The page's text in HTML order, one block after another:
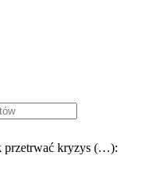
przetrwać kryzys (…):